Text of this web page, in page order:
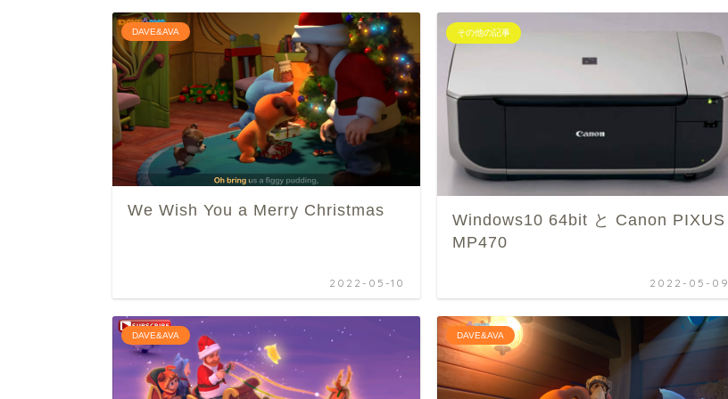
DAVE&AVA
We Wish You a Merry Christmas
2022-05-10
その他の記事
Windows10 64bit と Canon PIXUS
MP470
2022-05-09
DAVE&AVA DAVE&AVA